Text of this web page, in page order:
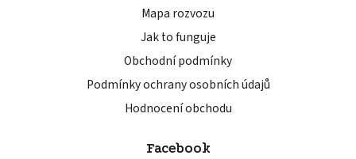
Mapa rozvozu
Jak to funguje
Obchodní podmínky
Podmínky ochrany osobních údajů
Hodnocení obchodu
Facebook